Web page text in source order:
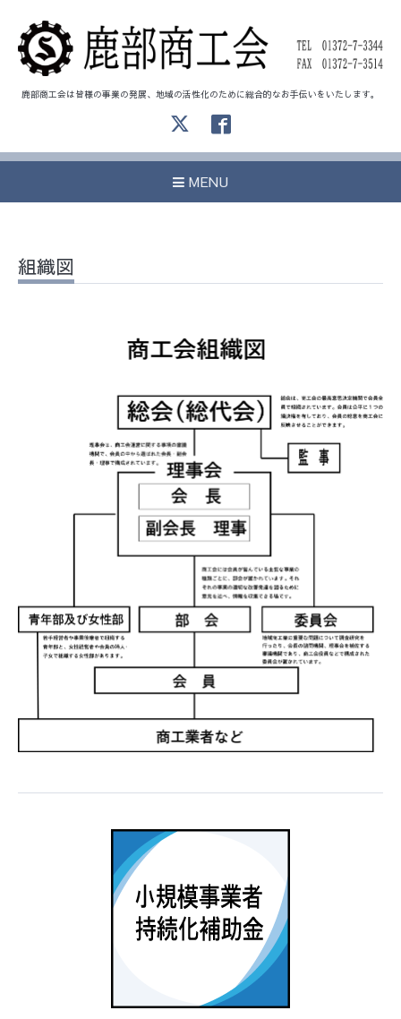
鹿部商工会は皆様の事業の発展、地域の活性化のために総合的なお手伝いをいたします。
MENU
組織図